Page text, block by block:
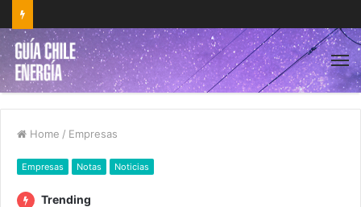
Home / Empresas
Empresas Notas Noticias
Trending